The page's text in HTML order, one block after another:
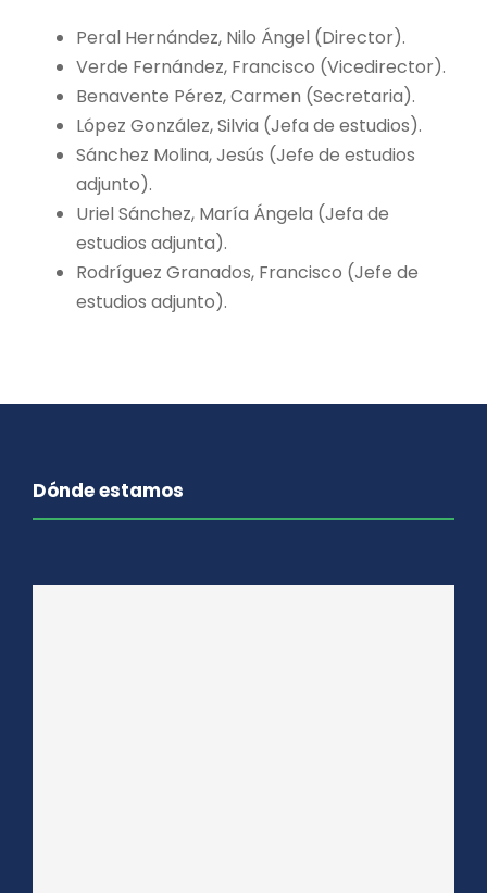
Peral Hernández, Nilo Ángel (Director).
Verde Fernández, Francisco (Vicedirector).
Benavente Pérez, Carmen (Secretaria).
López González, Silvia (Jefa de estudios).
Sánchez Molina, Jesús (Jefe de estudios
adjunto).
Uriel Sánchez, María Ángela (Jefa de
estudios adjunta).
Rodríguez Granados, Francisco (Jefe de
estudios adjunto).
Dónde estamos